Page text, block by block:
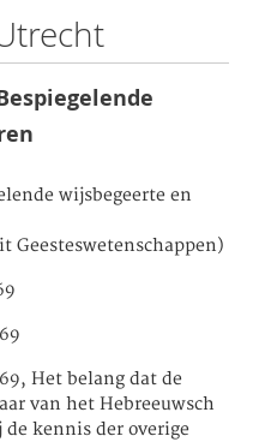
wijsbegeerte en
Geesteswetenschappen)
Het belang dat de
van het Hebreeuwsch
kennis der overige